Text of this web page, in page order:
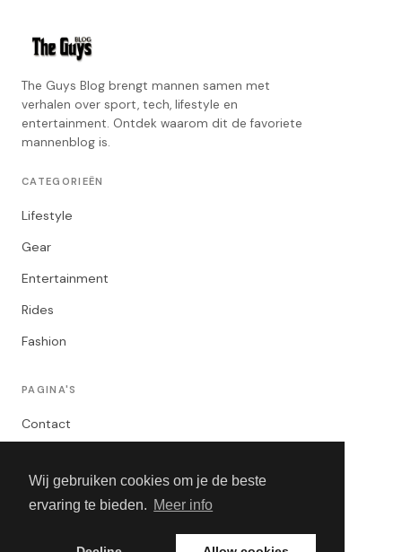
Wij gebruiken cookies om je de beste
ervaring te bieden. Meer info
The Guys Blog brengt mannen samen met
verhalen over sport, tech, lifestyle en
entertainment. Ontdek waarom dit de favoriete
mannenblog is.
CATEGORIEËN
Lifestyle
Gear
Entertainment
Rides
Fashion
PAGINA'S
Contact
Algemene Voorwaarden
Adverteren